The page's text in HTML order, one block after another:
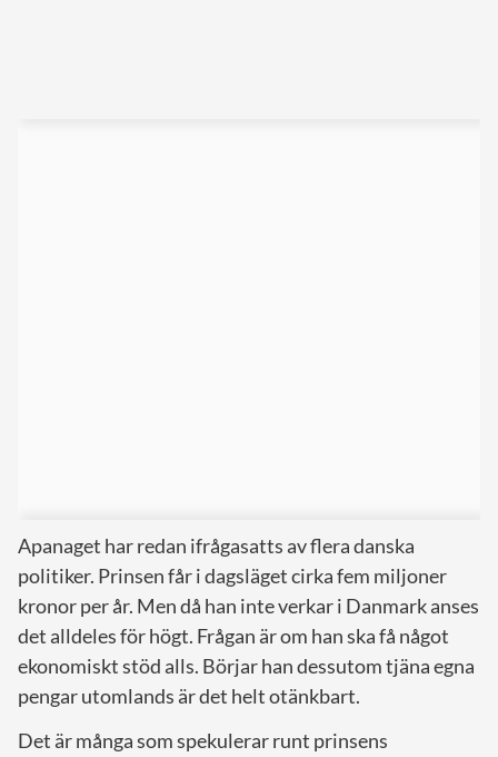
Apanaget har redan ifrågasatts av flera danska
politiker. Prinsen får i dagsläget cirka fem miljoner
kronor per år. Men då han inte verkar i Danmark anses
det alldeles för högt. Frågan är om han ska få något
ekonomiskt stöd alls. Börjar han dessutom tjäna egna
pengar utomlands är det helt otänkbart.
Det är många som spekulerar runt prinsens